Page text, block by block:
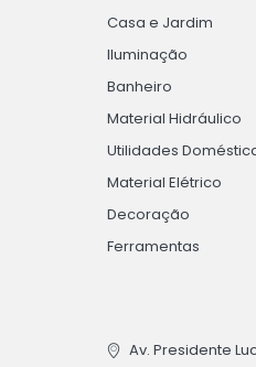
Casa e Jardim
Iluminação
Banheiro
Material Hidráulico
Utilidades
Material Elétrico
Decoração
Ferramentas
Av. Presidente